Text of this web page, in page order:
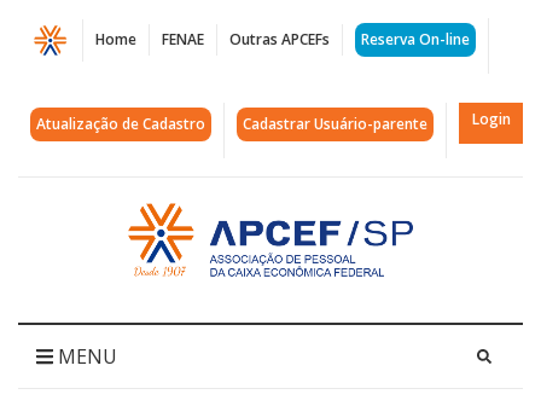
Página
cimg1592_site
Home FENAE Outras APCEFs Reserva On-line
Atualização de Cadastro Cadastrar Usuário-parente Login
Acessar
página
inicial
MENU